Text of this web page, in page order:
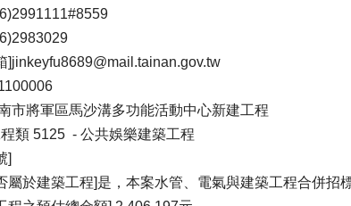
]jinkeyfu8689@mail.tainan.gov.tw
市將軍區馬沙溝多功能活動中心新建工程
類 5125 - 公共娛樂建築工程
]
屬於建築工程]是，本案水管、電氣與建築工程合併招